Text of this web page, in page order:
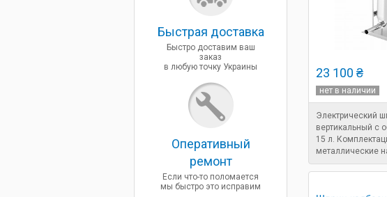
23 100 ₴
нет в наличии
Электрический
вертикальный с
15 л.
металлические
Напряжение:
кВт.
Быcтрая доставка
Быстро доставим ваш
заказ
в любую точку Украины
Оперативный
ремонт
Если что-то поломается
мы быстро это исправим